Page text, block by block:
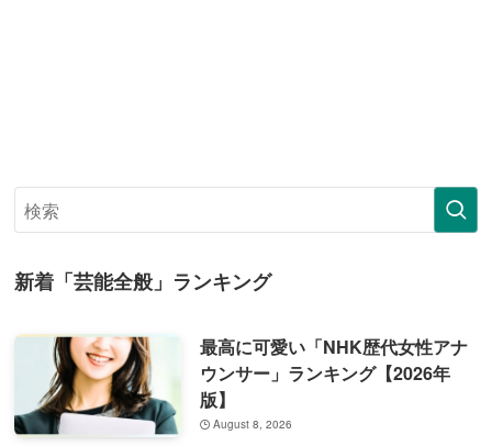
新着「芸能全般」ランキング
最高に可愛い「NHK歴代女性アナ
ウンサー」ランキング【2026年
版】
August 8, 2026